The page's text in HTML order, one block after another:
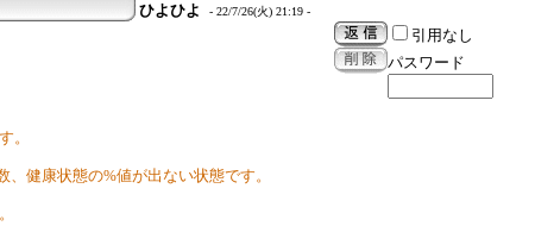
ひよひよ - 22/7/26(火) 21:19 -
。
、健康状態の%値が出ない状態です。
引用なし
パスワード